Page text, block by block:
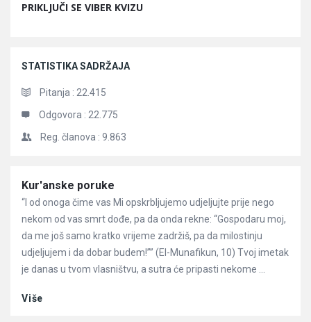
PRIKLJUČI SE VIBER KVIZU
STATISTIKA SADRŽAJA
Pitanja : 22.415
Odgovora : 22.775
Reg. članova : 9.863
Članci
Kur'anske poruke
“I od onoga čime vas Mi opskrbljujemo udjeljujte prije nego
nekom od vas smrt dođe, pa da onda rekne: “Gospodaru moj,
da me još samo kratko vrijeme zadržiš, pa da milostinju
udjeljujem i da dobar budem!”” (El-Munafikun, 10) Tvoj imetak
je danas u tvom vlasništvu, a sutra će pripasti nekome ...
Više